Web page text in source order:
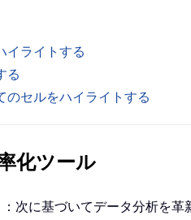
イライトする
る
セルをハイライトする
化ツール
：次に基づいてデータ分析を革